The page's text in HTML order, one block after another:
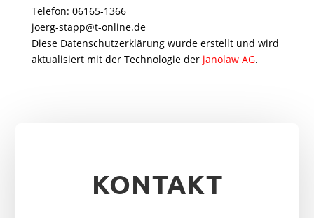
Telefon: 06165-1366
joerg-stapp@t-online.de
Diese Datenschutzerklärung wurde erstellt und wird
aktualisiert mit der Technologie der janolaw AG.
KONTAKT